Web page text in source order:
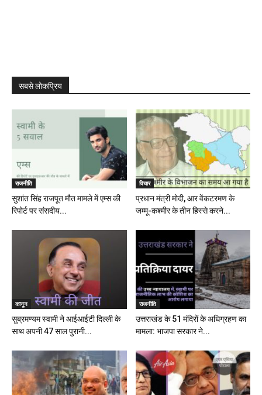
सबसे लोकप्रिय
राजनीति
सुशांत सिंह राजपूत मौत मामले में एम्स की
रिपोर्ट पर संसदीय...
विचार
प्रधान मंत्री मोदी, आर वेंकटरमण के
जम्मू-कश्मीर के तीन हिस्से करने...
कानून
सुब्रमण्यम स्वामी ने आईआईटी दिल्ली के
साथ अपनी 47 साल पुरानी...
राजनीति
उत्तराखंड के 51 मंदिरों के अधिग्रहण का
मामला: भाजपा सरकार ने...